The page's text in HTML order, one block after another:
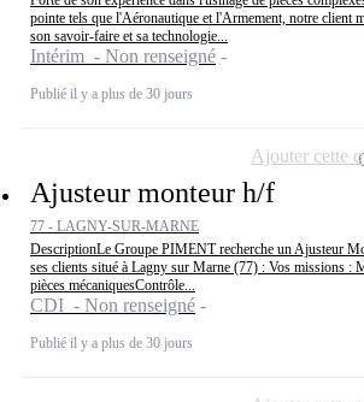
pointe tels que l'Aéronautique et l'Armement, notre client
son savoir-faire et sa technologie...
Intérim - Non renseigné
Publié il y a plus de 30 jours
Ajusteur monteur h/f
77 - LAGNY-SUR-MARNE
DescriptionLe Groupe PIMENT recherche un Ajusteur
ses clients situé à Lagny sur Marne (77) : Vos missions :
pièces mécaniquesContrôle...
CDI - Non renseigné
Publié il y a plus de 30 jours
Ajouter cette